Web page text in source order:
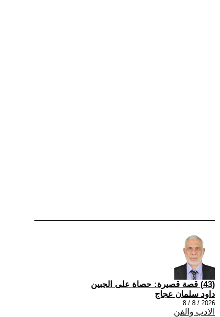
(43) قصة قصيرة: حصاة على الجبين
داود سلمان عجاج
2026 / 8 / 8
الادب والفن